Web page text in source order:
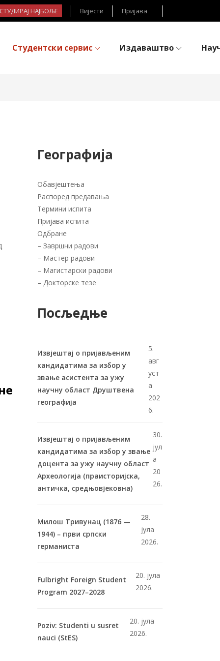
НАЈБОЉЕ Вијести Пријава
Студентски сервис Издаваштво
Географија
Обавјештења
Распоред предавања
Термини испита
Пријава испита
Одбране
– Завршни радови
– Мастер радови
– Магистарски радови
– Докторске тезе
Посљедње
Извјештај о пријављеним
кандидатима за избор у
звање асистента за ужу
научну област Друштвена
географија
5.
авг
уст
а
202
6.
Извјештај о пријављеним
кандидатима за избор у звање
доцента за ужу научну област
Археологија (праисторијска,
античка, средњовјековна)
30.
јул
а
20
26.
Милош Тривунац (1876 —
1944) – први српски
германиста
28.
јула
2026.
Fulbright Foreign Student
Program 2027–2028
20. јула
2026.
Poziv: Studenti u susret
nauci (StES)
20. јула
2026.